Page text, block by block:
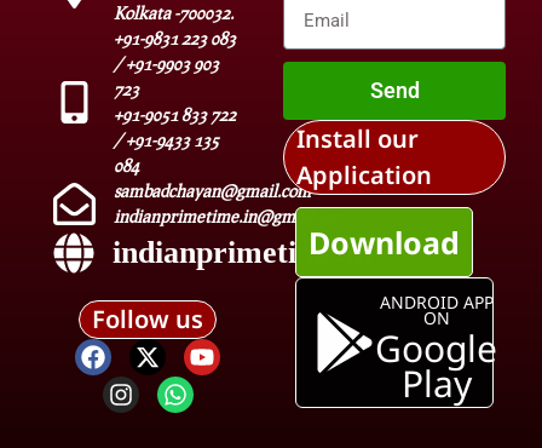
Kolkata -700032.
+91-9831 223 083
/ +91-9903 903
723
+91-9051 833 722
/ +91-9433 135
084
sambadchayan@gmail.com
indianprimetime.in@gmail.com
indianprimetime.in
Follow us
Send
Install our
Application
Download
ANDROID APP
ON
Google
Play